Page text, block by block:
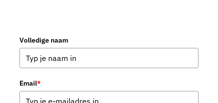
Volledige naam
Email*